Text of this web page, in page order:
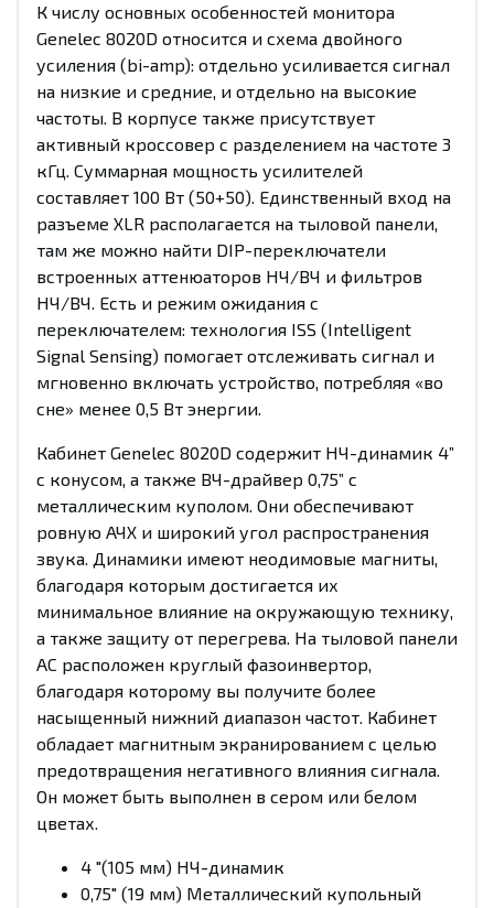
К числу основных особенностей монитора
Genelec 8020D относится и схема двойного
усиления (bi-amp): отдельно усиливается сигнал
на низкие и средние, и отдельно на высокие
частоты. В корпусе также присутствует
активный кроссовер с разделением на частоте 3
кГц. Суммарная мощность усилителей
составляет 100 Вт (50+50). Единственный вход на
разъеме XLR располагается на тыловой панели,
там же можно найти DIP-переключатели
встроенных аттенюаторов НЧ/ВЧ и фильтров
НЧ/ВЧ. Есть и режим ожидания с
переключателем: технология ISS (Intelligent
Signal Sensing) помогает отслеживать сигнал и
мгновенно включать устройство, потребляя «во
сне» менее 0,5 Вт энергии.
Кабинет Genelec 8020D содержит НЧ-динамик 4”
с конусом, а также ВЧ-драйвер 0,75” с
металлическим куполом. Они обеспечивают
ровную АЧХ и широкий угол распространения
звука. Динамики имеют неодимовые магниты,
благодаря которым достигается их
минимальное влияние на окружающую технику,
а также защиту от перегрева. На тыловой панели
АС расположен круглый фазоинвертор,
благодаря которому вы получите более
насыщенный нижний диапазон частот. Кабинет
обладает магнитным экранированием с целью
предотвращения негативного влияния сигнала.
Он может быть выполнен в сером или белом
цветах.
4 "(105 мм) НЧ-динамик
0,75" (19 мм) Металлический купольный